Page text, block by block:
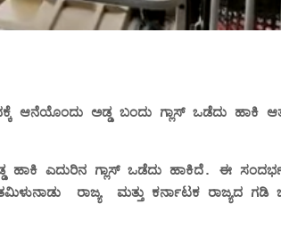
ಆನೆಯೊಂದು ಅಡ್ಡ ಬಂದು ಗ್ಲಾಸ್ ಒಡೆದು ಹಾಕಿ
ಹಾಕಿ ಎದುರಿನ ಗ್ಲಾಸ್ ಒಡೆದು ಹಾಕಿದೆ. ಈ
ರಾಜ್ಯ ಮತ್ತು ಕರ್ನಾಟಕ ರಾಜ್ಯದ‌ ಗಡಿ